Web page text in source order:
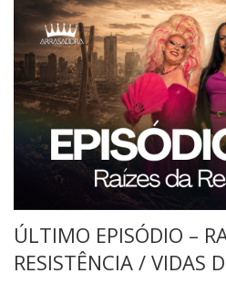
ÚLTIMO EPISÓDIO –
RESISTÊNCIA / VIDAS